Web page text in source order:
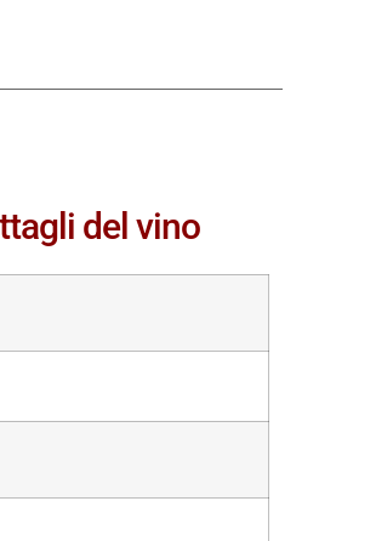
del vino